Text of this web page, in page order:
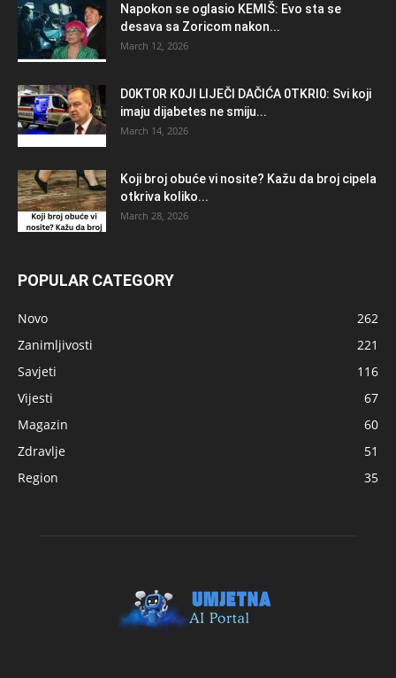
Napokon se oglasio KEMlŠ: Evo sta se
desava sa Zoricom nakon...
March 12, 2026
D0KT0R K0Jl LlJEČl DAČlĆA 0TKRl0: Svi koji
imaju dijabetes ne smiju...
March 14, 2026
Koji broj obuće vi nosite? Kažu da broj cipela
otkriva koliko...
March 28, 2026
POPULAR CATEGORY
Novo
262
Zanimljivosti
221
Savjeti
116
Vijesti
67
Magazin
60
Zdravlje
51
Region
35